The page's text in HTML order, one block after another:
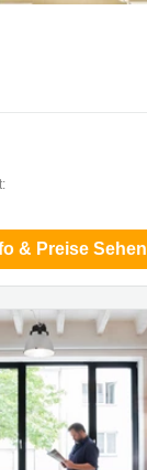
& Preise Sehen